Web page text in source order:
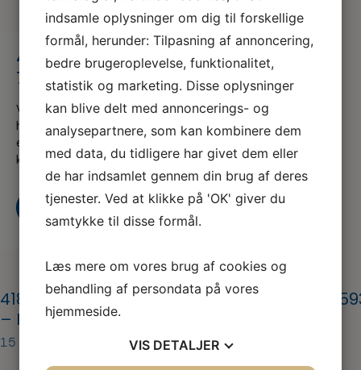
418946177_1074319840518388_913
7715061059340488_n – Kopi – Kopi
Vi er en del af serviceforbundet og er til for at
hjælpe dig når du er i tvivl, skal skal godt videre
eller søger nyt, både som din fagforening og A-
kasse
Kontakt os Bliv medlem i dag
– Kopi – Kopi
15. mar 2024
indsamle oplysninger om dig til forskellige
formål, herunder: Tilpasning af annoncering,
bedre brugeroplevelse, funktionalitet,
statistik og marketing. Disse oplysninger
kan blive delt med annoncerings- og
analysepartnere, som kan kombinere dem
med data, du tidligere har givet dem eller
de har indsamlet gennem din brug af deres
tjenester. Ved at klikke på 'OK' giver du
samtykke til disse formål.
Læs mere om vores brug af cookies og
behandling af persondata på vores
hjemmeside.
VIS DETALJER